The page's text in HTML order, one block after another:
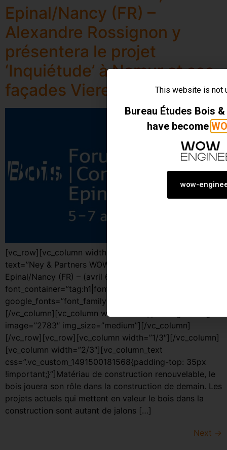
Epinal/Nancy (FR) –
Alexandre Rossignon y
présentera le projet
‘Inquiétude’ à Namur et ses
façades Vierendeel
[vc_row][vc_column width=”1/3″][vc_custom_heading
text=”Ney & Partners WOW présent au Forum Bois,
Epinal/Nancy (FR) – (avril 6, 2017)”
[/vc_column][vc_column width=”2/3″][vc_single_image
image=”2783″ img_size=”medium”][/vc_column]
[/vc_row][vc_row][vc_column width=”1/3″][/vc_column]
[vc_column width=”2/3″][vc_column_text
css=”.vc_custom_1491500181568{padding-top: 35px
!important;}”]Matériau de construction renouvelable, le
bois jouera son rôle dans la construction de demain. Les
projets actuels qui mettent en valeur le bois dans la
construction sont autant de jalons […]
Next →
This website is not
Bureau Études Bois
have become
wow-